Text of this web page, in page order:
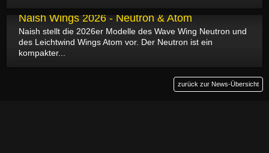
Naish Wings 2026 - Neutron & Atom
Naish stellt die 2026er Modelle des Wave Wing Neutron und
des Leichtwind Wings Atom vor. Der Neutron ist ein
kompakter...
zurück zur News-Übersicht